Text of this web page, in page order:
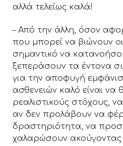
αλλά τελείως καλά!
– Από την άλλη, όσον
που μπορεί να βιώνουν
σημαντικό να
ξεπεράσουν τα έντονα
για την αποφυγή
ασθενειών καλό είναι να
ρεαλιστικούς στόχους,
αν δεν προλάβουν να
δραστηριότητα, να
χαλαρώσουν